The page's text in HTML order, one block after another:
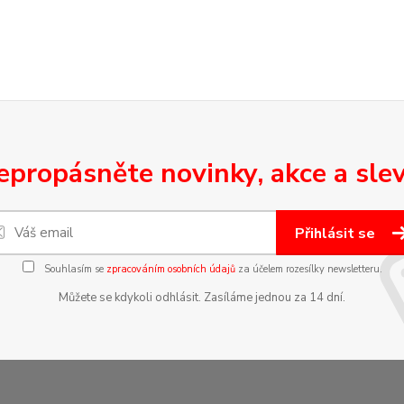
novinky, akce a
Přihlásit se
Souhlasím se zpracováním osobních údajůza účelem rozesílky newsletteru.
Můžete se kdykoli odhlásit. Zasíláme jednou za 14 dní.